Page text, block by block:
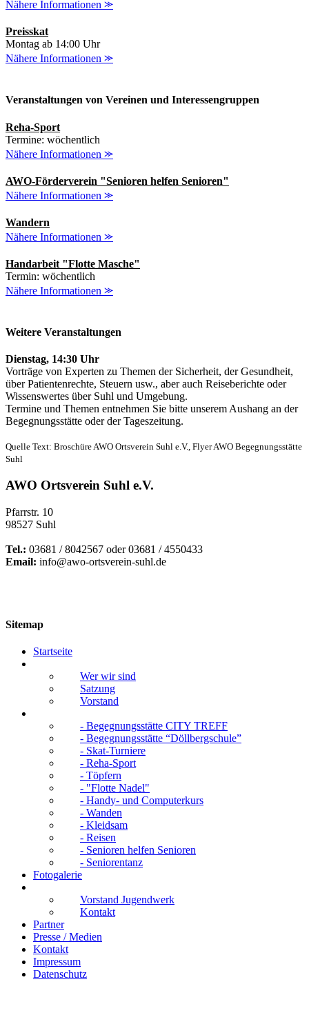
Nähere Informationen ⪼
Preisskat
Montag ab 14:00 Uhr
Nähere Informationen ⪼
Veranstaltungen von Vereinen und Interessengruppen
Reha-Sport
Termine: wöchentlich
Nähere Informationen ⪼
AWO-Förderverein "Senioren helfen Senioren"
Nähere Informationen ⪼
Wandern
Nähere Informationen ⪼
Handarbeit "Flotte Masche"
Termin: wöchentlich
Nähere Informationen ⪼
Weitere Veranstaltungen
Dienstag, 14:30 Uhr
Vorträge von Experten zu Themen der Sicherheit, der Gesundheit,
über Patientenrechte, Steuern usw., aber auch Reiseberichte oder
Wissenswertes über Suhl und Umgebung.
Termine und Themen entnehmen Sie bitte unserem Aushang an der
Begegnungsstätte oder der Tageszeitung.
Quelle Text: Broschüre AWO Ortsverein Suhl e.V., Flyer AWO Begegnungsstätte
Suhl
AWO Ortsverein Suhl e.V.
Pfarrstr. 10
98527 Suhl
Tel.: 03681 / 8042567 oder 03681 / 4550433
Email: info@awo-ortsverein-suhl.de
Sitemap
Startseite
Wer wir sind
Satzung
Vorstand
- Begegnungsstätte CITY TREFF
- Begegnungsstätte “Döllbergschule”
- Skat-Turniere
- Reha-Sport
- Töpfern
- "Flotte Nadel"
- Handy- und Computerkurs
- Wanden
- Kleidsam
- Reisen
- Senioren helfen Senioren
- Seniorentanz
Fotogalerie
Vorstand Jugendwerk
Kontakt
Partner
Presse / Medien
Kontakt
Impressum
Datenschutz